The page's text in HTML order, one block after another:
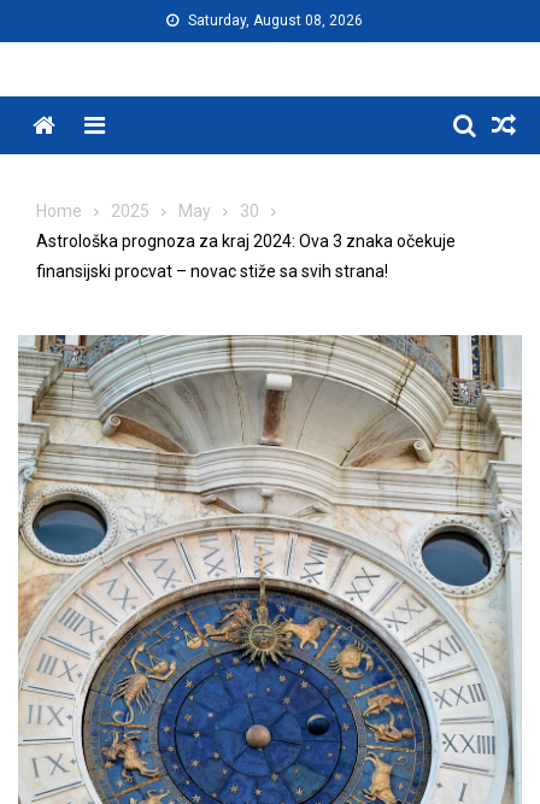
to
Saturday, August 08, 2026
Menu
Home 2025 May
30
Astrološka prognoza za kraj 2024: Ova 3 znaka očekuje
finansijski procvat – novac stiže sa svih strana!